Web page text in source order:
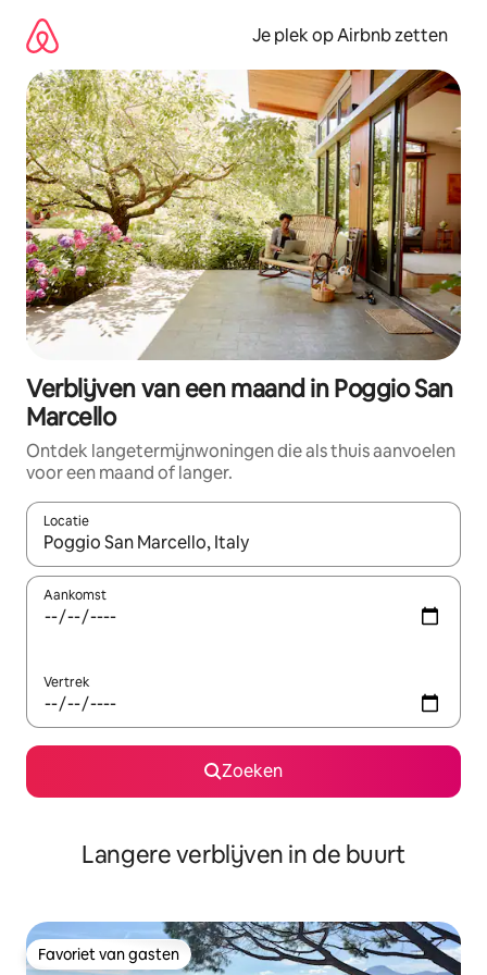
direct
naar
inhoud
Je plek op Airbnb zetten
Verblijven van een maand in Poggio San
Marcello
Ontdek langetermijnwoningen die als thuis aanvoelen
voor een maand of langer.
Locatie
Wanneer er resultaten beschikbaar zijn, maak je een keuze
Aankomst
Vertrek
Zoeken
Langere verblijven in de buurt
Favoriet van gasten
Favoriet van gasten